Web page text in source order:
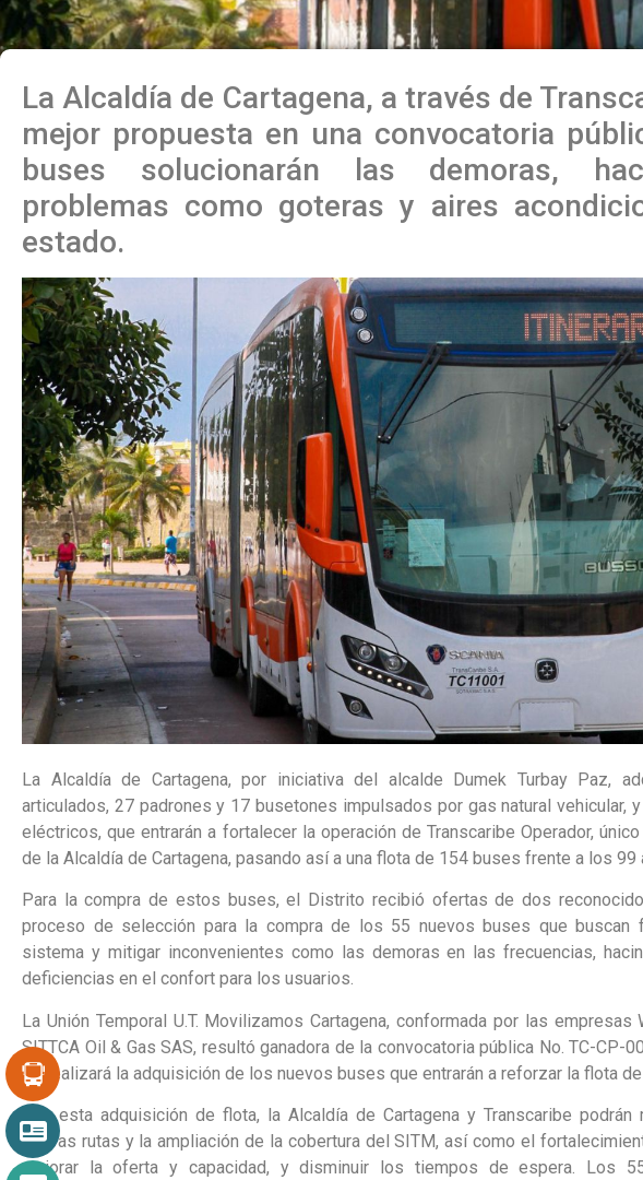
La Alcaldía de Cartagena, a través de
mejor propuesta en una convocatoria
buses solucionarán las demoras,
problemas como goteras y aires
estado.
La Alcaldía de Cartagena, por iniciativa del alcalde Dumek Turbay Paz,
articulados, 27 padrones y 17 busetones impulsados por gas natural vehicular,
eléctricos, que entrarán a fortalecer la operación de Transcaribe Operador,
de la Alcaldía de Cartagena, pasando así a una flota de 154 buses frente a los 99
Para la compra de estos buses, el Distrito recibió ofertas de dos
proceso de selección para la compra de los 55 nuevos buses que buscan
sistema y mitigar inconvenientes como las demoras en las frecuencias,
deficiencias en el confort para los usuarios.
La Unión Temporal U.T. Movilizamos Cartagena, conformada por las empresas
SITTCA Oil & Gas SAS, resultó ganadora de la convocatoria pública No. TC-CP-
se realizará la adquisición de los nuevos buses que entrarán a reforzar la flota de
Con esta adquisición de flota, la Alcaldía de Cartagena y Transcaribe
nuevas rutas y la ampliación de la cobertura del SITM, así como el
mejorar la oferta y capacidad, y disminuir los tiempos de espera. Los